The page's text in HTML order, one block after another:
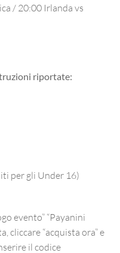
/ 20:00 Irlanda vs
riportate:
per gli Under 16)
evento” “Payanini
cliccare “acquista ora” e
il codice